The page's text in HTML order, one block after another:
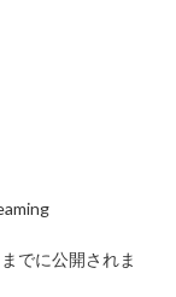
でに公開されま